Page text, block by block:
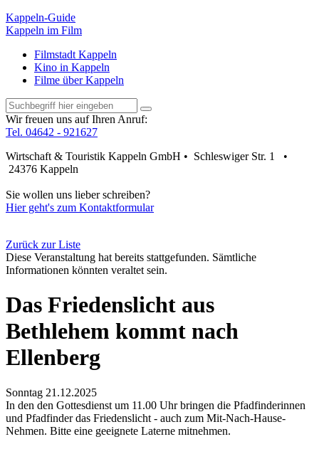
Kappeln-Guide
Kappeln im Film
Filmstadt Kappeln
Kino in Kappeln
Filme über Kappeln
Wir freuen uns auf Ihren Anruf:
Tel. 04642 - 921627
Wirtschaft & Touristik Kappeln GmbH • Schleswiger Str. 1 •
24376 Kappeln
Sie wollen uns lieber schreiben?
Hier geht's zum Kontaktformular
Zurück zur Liste
Diese Veranstaltung hat bereits stattgefunden. Sämtliche
Informationen könnten veraltet sein.
Das Friedenslicht aus
Bethlehem kommt nach
Ellenberg
Sonntag 21.12.2025
In den den Gottesdienst um 11.00 Uhr bringen die Pfadfinderinnen
und Pfadfinder das Friedenslicht - auch zum Mit-Nach-Hause-
Nehmen. Bitte eine geeignete Laterne mitnehmen.